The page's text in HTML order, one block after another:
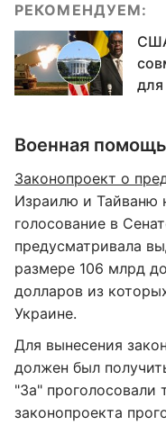
РЕКОМЕНДУЕМ:
Военная
Законопроект о
Израилю и Тайваню
голосование в
предусматривала
размере 106 млрд
долларов из
Украине.
Для вынесения
должен был
"За" проголосовали
законопроекта